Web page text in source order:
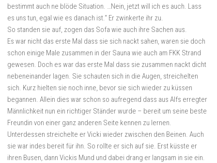
bestimmt auch ne blöde Situation. …Nein, jetzt will ich es auch. Lass
es uns tun, egal wie es danach ist.“ Er zwinkerte ihr zu.
So standen sie auf, zogen das Sofa wie auch ihre Sachen aus.
Es war nicht das erste Mal dass sie sich nackt sahen, waren sie doch
schon einige Male zusammen in der Sauna wie auch am FKK Strand
gewesen. Doch es war das erste Mal dass sie zusammen nackt dicht
nebeneinander lagen. Sie schauten sich in die Augen, streichelten
sich. Kurz hielten sie noch inne, bevor sie sich wieder zu küssen
begannen. Allein dies war schon so aufregend dass aus Alfs erregter
Männlichkeit nun ein richtiger Ständer wurde – bereit um seine beste
Freundin von einer ganz anderen Seite kennen zu lernen.
Unterdessen streichelte er Vicki wieder zwischen den Beinen. Auch
sie war indes bereit für ihn. So rollte er sich auf sie. Erst küsste er
ihren Busen, dann Vickis Mund und dabei drang er langsam in sie ein.